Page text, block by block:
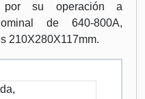
por su operación a
de 640-800A,
210X280X117mm.